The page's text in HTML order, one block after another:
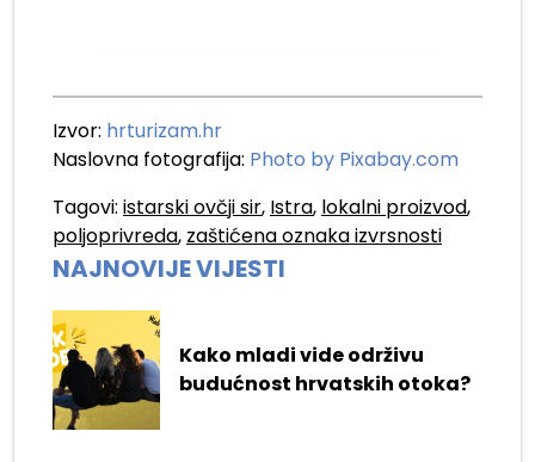
Izvor: hrturizam.hr
Naslovna fotografija: Photo by Pixabay.com
Tagovi: istarski ovčji sir, Istra, lokalni proizvod,
poljoprivreda, zaštićena oznaka izvrsnosti
NAJNOVIJE VIJESTI
Kako mladi vide održivu
budućnost hrvatskih otoka?